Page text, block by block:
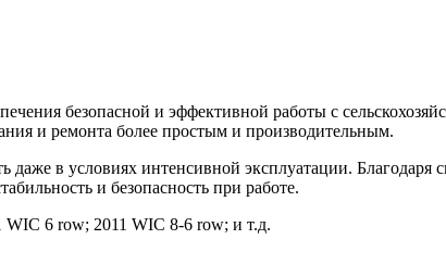
безопасной и эффективной работы с
и ремонта более простым и производительным.
в условиях интенсивной эксплуатации.
и безопасность при работе.
6 row; 2011 WIC 8-6 row; и т.д.